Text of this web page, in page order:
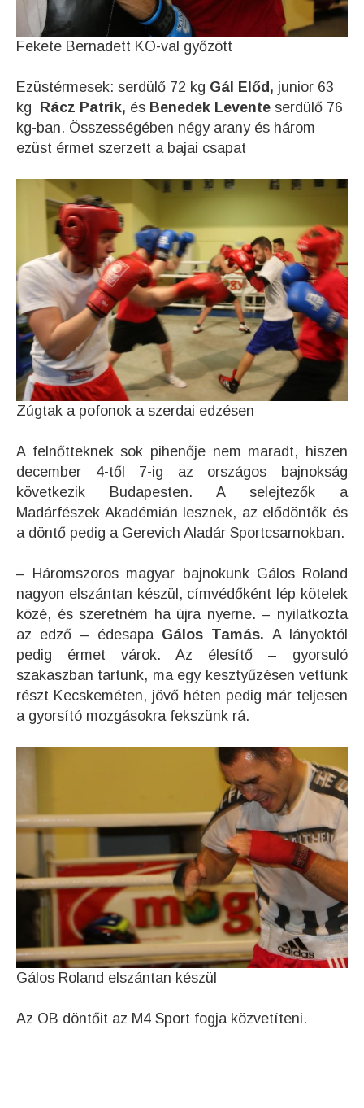
Fekete Bernadett KO-val győzött
Ezüstérmesek: serdülő 72 kg Gál Előd, junior 63
kg
Rácz Patrik, és Benedek Levente serdülő 76
kg-ban. Összességében négy arany és három
ezüst érmet szerzett a bajai csapat
Zúgtak a pofonok a szerdai edzésen
A felnőtteknek sok pihenője nem maradt, hiszen
december 4-től 7-ig az országos bajnokság
következik Budapesten. A selejtezők a
Madárfészek Akadémián lesznek, az elődöntők és
a döntő pedig a Gerevich Aladár Sportcsarnokban.
– Háromszoros magyar bajnokunk Gálos Roland
nagyon elszántan készül, címvédőként lép kötelek
közé, és szeretném ha újra nyerne. – nyilatkozta
az edző – édesapa Gálos Tamás. A lányoktól
pedig érmet várok. Az élesítő – gyorsuló
szakaszban tartunk, ma egy kesztyűzésen vettünk
részt Kecskeméten, jövő héten pedig már teljesen
a gyorsító mozgásokra fekszünk rá.
Gálos Roland elszántan készül
Az OB döntőit az M4 Sport fogja közvetíteni.